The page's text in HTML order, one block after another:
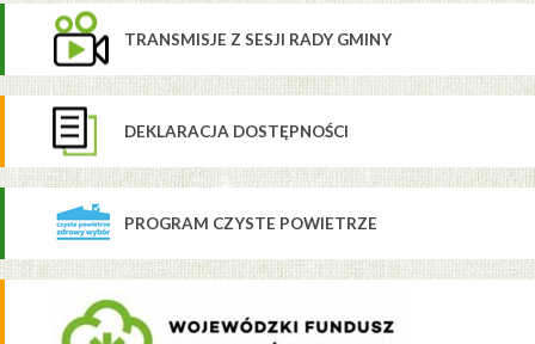
TRANSMISJE Z SESJI RADY GMINY
DEKLARACJA DOSTĘPNOŚCI
PROGRAM CZYSTE POWIETRZE